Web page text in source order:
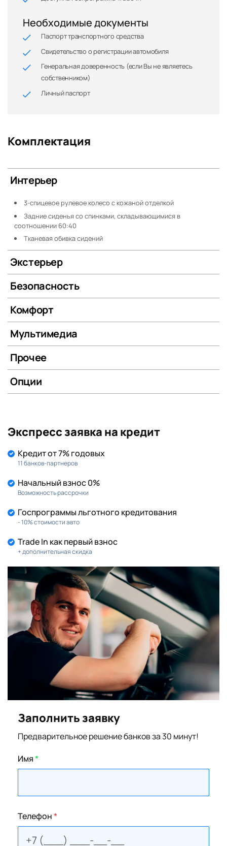
Необходимые документы
Паспорт транспортного средства
Свидетельство о регистрации автомобиля
Генеральная доверенность (если Вы не являетесь
собственником)
Личный паспорт
Комплектация
Интерьер
3-спицевое рулевое колесо с кожаной отделкой
Задние сиденья со спинками, складывающимися в
соотношении 60:40
Тканевая обивка сидений
Экстерьер
Безопасность
Комфорт
Мультимедиа
Прочее
Опции
Экспресс заявка на кредит
Кредит от 7% годовых
11 банков-партнеров
Начальный взнос 0%
Возможность рассрочки
Госпрограммы льготного кредитования
- 10% стоимости авто
Trade In как первый взнос
+ дополнительная скидка
Заполнить заявку
Предварительное решение банков за 30 минут!
Имя*
Телефон*